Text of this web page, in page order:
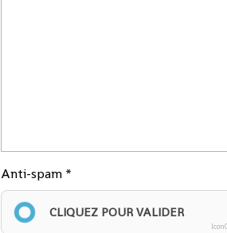
Anti-spam
CLIQUEZ POUR VALIDER